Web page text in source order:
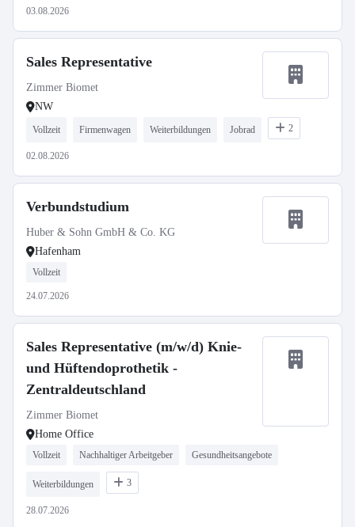
03.08.2026
Sales Representative
Zimmer Biomet
NW
Vollzeit Firmenwagen Weiterbildungen Jobrad 2
02.08.2026
Verbundstudium
Huber & Sohn GmbH & Co. KG
Hafenham
Vollzeit
24.07.2026
Sales Representative (m/w/d) Knie-
und Hüftendoprothetik -
Zentraldeutschland
Zimmer Biomet
Home Office
Vollzeit Nachhaltiger Arbeitgeber Gesundheitsangebote
Weiterbildungen 3
28.07.2026